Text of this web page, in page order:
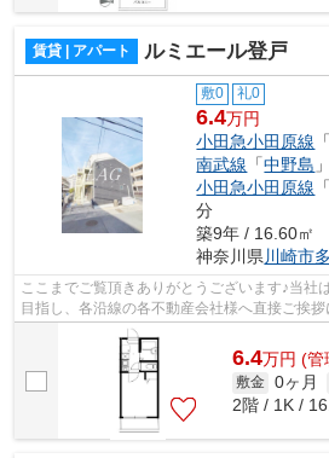
賃貸 | アパート ルミエール登戸
敷0 礼0
6.4万円
小田急小田原線
南武線 「中野島
小田急小田原線
分
築9年 / 16.60㎡
神奈川県 川崎市
ここまでご覧頂きありがとうございます♪当社
目指し、各沿線の各不動産会社様へ直接ご挨
様へ提供しております！最新の情報は...
6.4万円 (管
敷金 0ヶ月
2階 / 1K /